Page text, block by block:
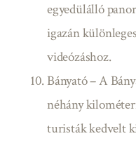
egyedülálló
igazán
videózáshoz.
Bányató – A
néhány
turisták kedvelt